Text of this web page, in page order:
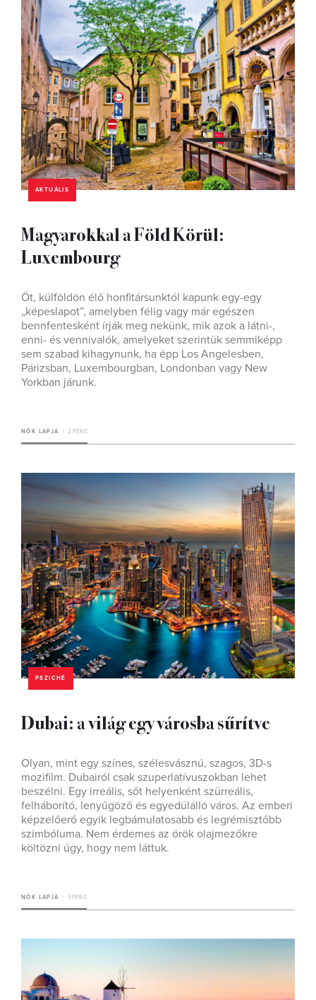
AKTUÁLIS
Magyarokkal a Föld Körül:
Luxembourg
Öt, külföldön élő honfitársunktól kapunk egy-egy
„képeslapot”, amelyben félig vagy már egészen
bennfentesként írják meg nekünk, mik azok a látni-,
enni- és vennivalók, amelyeket szerintük semmiképp
sem szabad kihagynunk, ha épp Los Angelesben,
Párizsban, Luxembourgban, Londonban vagy New
Yorkban járunk.
NŐK LAPJA 2 PERC
PSZICHÉ
Dubai: a világ egy városba sűrítve
Olyan, mint egy színes, szélesvásznú, szagos, 3D-s
mozifilm. Dubairól csak szuperlatívuszokban lehet
beszélni. Egy irreális, sőt helyenként szürreális,
felháborító, lenyűgöző és egyedülálló város. Az emberi
képzelőerő egyik legbámulatosabb és legrémisztőbb
szimbóluma. Nem érdemes az örök olajmezőkre
költözni úgy, hogy nem láttuk.
NŐK LAPJA 3 PERC